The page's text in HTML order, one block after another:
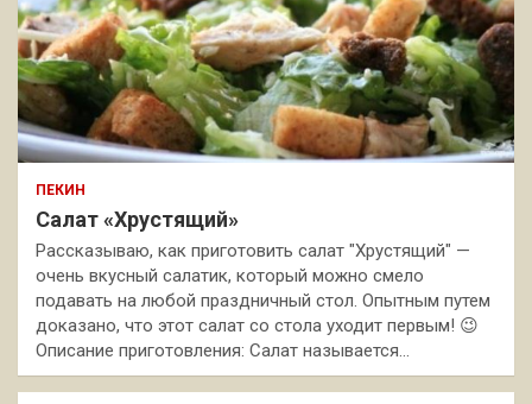
ПЕКИН
Салат «Хрустящий»
Рассказываю, как приготовить салат "Хрустящий" —
очень вкусный салатик, который можно смело
подавать на любой праздничный стол. Опытным путем
доказано, что этот салат со стола уходит первым! 😉
Описание приготовления: Салат называется…